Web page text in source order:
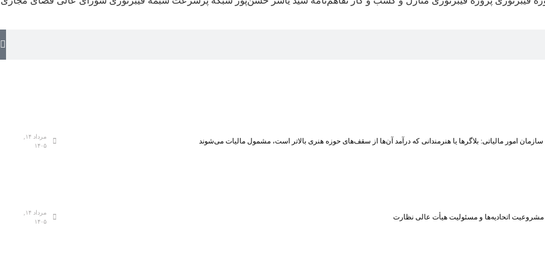
امور مالیاتی: بلاگر‌ها یا هنرمندانی که درآمد آن‌ها از سقف‌های حوزه هنری بالاتر است، مشمول مالیات می‌شوند
۱۴۰۵
مشروعیت اتحادیه‌ها و مسئولیت هیأت عالی نظارت
۱۴۰۵